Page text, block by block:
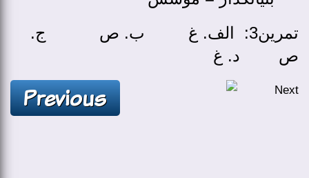
تمرین3: الف. غ ب. ص ج.
ص د. غ